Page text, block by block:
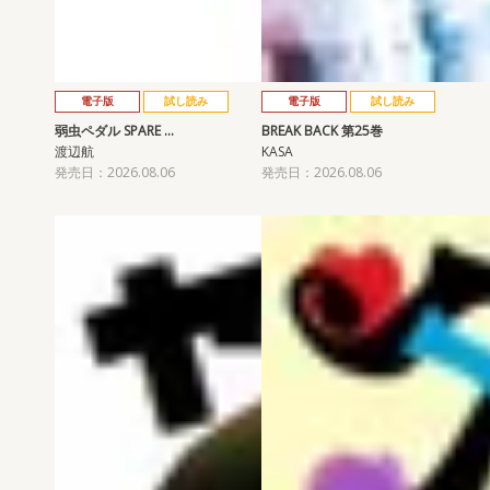
電子版 試し読み
弱虫ペダル SPARE …
渡辺航
発売日：2026.08.06
電子版 試し読み
BREAK BACK 第25巻
KASA
発売日：2026.08.06